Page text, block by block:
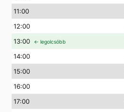
11:00
12:00
13:00 ← legolcsóbb
14:00
15:00
16:00
17:00